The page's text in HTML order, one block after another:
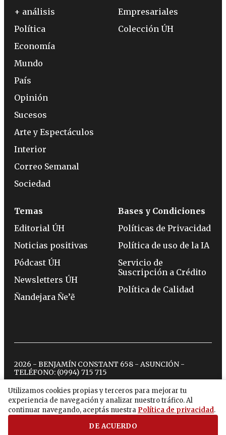
Utilizamos cookies propias y terceros para mejorar tu
experiencia de navegación y analizar nuestro tráfico. Al
continuar navegando, aceptás nuestra Política de privacidad.
DE ACUERDO
+ análisis
Política
Economía
Mundo
País
Opinión
Sucesos
Arte y Espectáculos
Interior
Correo Semanal
Sociedad
Empresariales
Colección ÚH
Temas
Editorial ÚH
Noticias positivas
Pódcast ÚH
Newsletters ÚH
Ñandejara Ñe’ẽ
Bases y Condiciones
Políticas de Privacidad
Política de uso de la IA
Servicio de
Suscripción a Crédito
Política de Calidad
2026 - BENJAMÍN CONSTANT 658 - ASUNCIÓN -
TELÉFONO: (0994) 715 715
twitterinstagram
facebook
tiktokyoutubespotify